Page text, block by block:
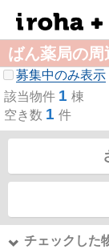
ばん薬局の
募集中のみ表示
該当物件 1 棟
空き数 1 件
チェックした